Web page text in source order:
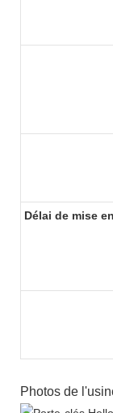
Délai de mise
Photos de